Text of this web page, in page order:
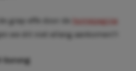
grap effe door de
homepagina
we dit niet allang aankomen?!
Gurung